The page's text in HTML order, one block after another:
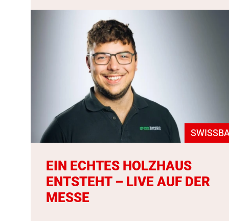
EIN ECHTES HOLZHAUS
ENTSTEHT – LIVE AUF DER
MESSE